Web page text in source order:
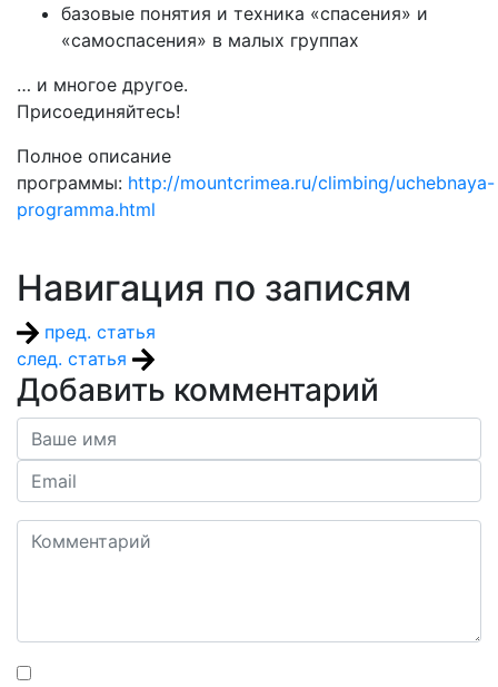
базовые понятия и техника «спасения» и
«самоспасения» в малых группах
… и многое другое.
Присоединяйтесь!
Полное описание
программы: http://mountcrimea.ru/climbing/uchebnaya-
programma.html
Навигация по записям
пред. статья
след. статья
Добавить комментарий